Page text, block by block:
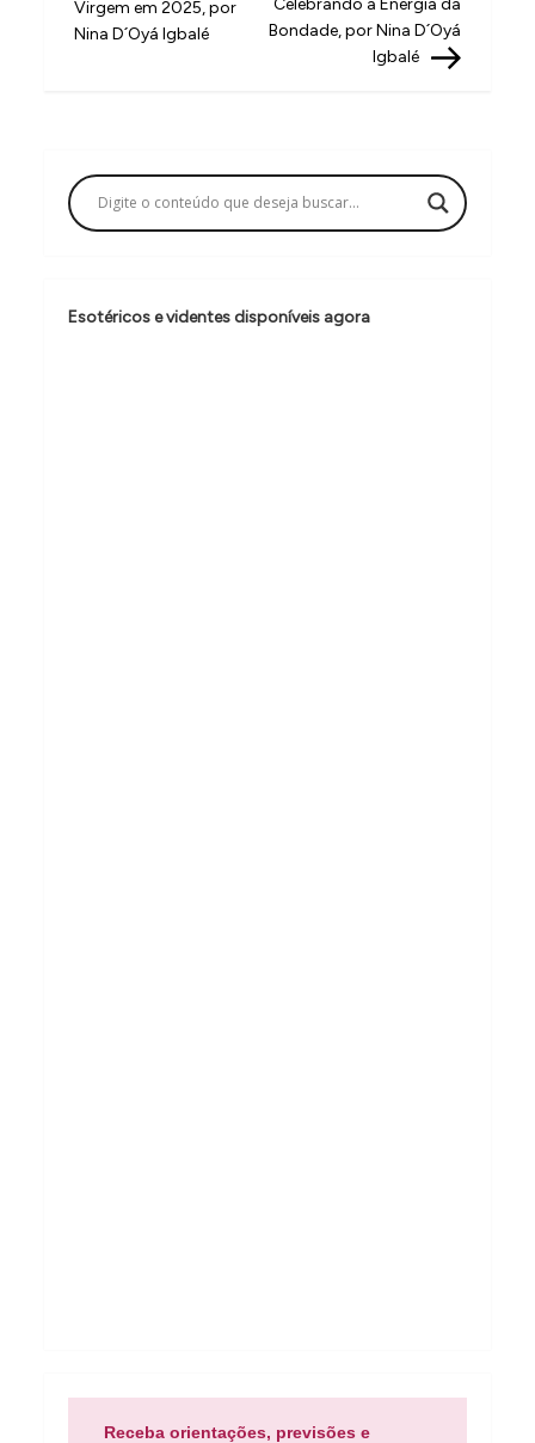
v
ç
ã
d
Virgem em 2025, por
Nina D´Oyá Igbalé
Bondade, por Nina D´Oyá
Igbalé
Esotéricos e videntes disponíveis agora
Receba orientações, previsões e